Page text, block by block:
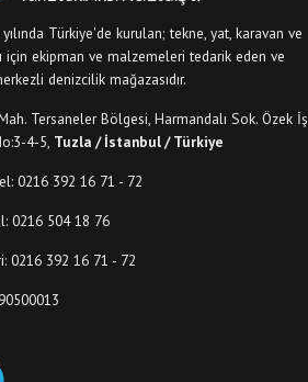
Türkiye'de kurulan; tekne, yat, karavan ve
için ekipman ve malzemeleri tedarik eden ve
denizcilik mağazasıdır.
Tersaneler Bölgesi, Harmandalı Sok. Özek İş
4-5, Tuzla / İstanbul / Türkiye
0216 392 16 71 - 72
0216 504 18 76
0216 392 16 71 - 72